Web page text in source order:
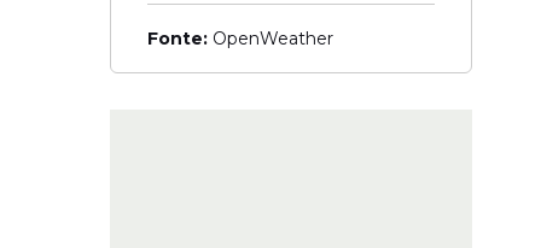
Fonte: OpenWeather